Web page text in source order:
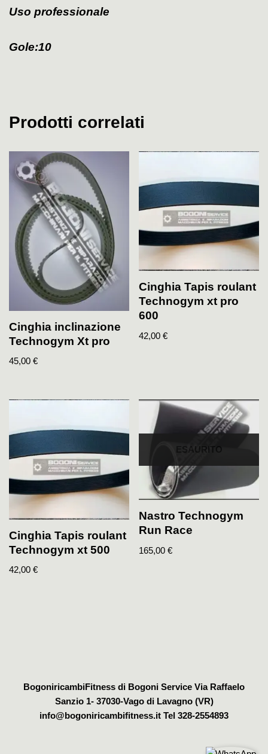
Uso professionale
Gole:10
Prodotti correlati
Cinghia inclinazione
Technogym Xt pro
45,00 €
Cinghia Tapis roulant
Technogym xt pro
600
42,00€
Cinghia Tapis roulant
Technogym xt 500
42,00 €
ESAURITO
Nastro Technogym
Run Race
165,00€
BogoniricambiFitness di Bogoni Service Via Raffaelo
Sanzio 1- 37030-Vago di Lavagno (VR)
info@bogoniricambifitness.it Tel 328-2554893